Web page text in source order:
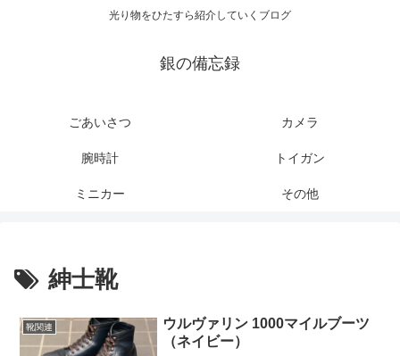
光り物をひたすら紹介していくブログ
銀の備忘録
ごあいさつ カメラ
腕時計 トイガン
ミニカー その他
紳士靴
靴関連
ウルヴァリン 1000マイルブーツ
（ネイビー）